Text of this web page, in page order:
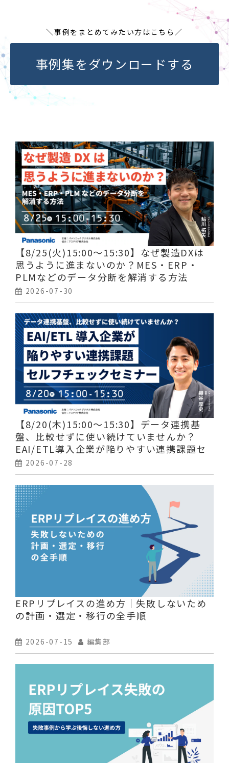
＼事例をまとめてみたい方はこちら／
事例集をダウンロードする
【8/25(火)15:00～15:30】なぜ製造DXは
思うように進まないのか？MES・ERP・
PLMなどのデータ分断を解消する方法
2026-07-30
【8/20(木)15:00～15:30】データ連携基
盤、比較せずに使い続けていませんか？
EAI/ETL導入企業が陥りやすい連携課題セ
ルフチェックセミナー
2026-07-28
ERPリプレイスの進め方｜失敗しないため
の計画・選定・移行の全手順
2026-07-15 編集部